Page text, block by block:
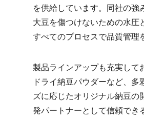
を供給しています。同社の
大豆を傷つけないための水圧
すべてのプロセスで品質管理
製品ラインアップも充実して
ドライ納豆パウダーなど、
ズに応じたオリジナル納豆
発パートナーとして信頼でき